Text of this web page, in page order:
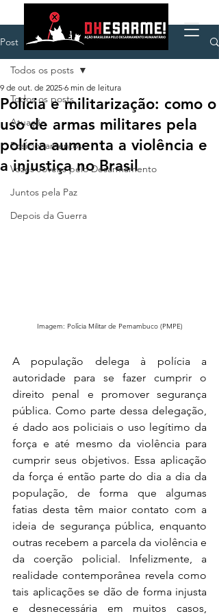
Post
Todos os posts
Atuação
Posicionamentos
Vozes Jovens pelo Desarmamento
Juntos pela Paz
Depois da Guerra
Todos os posts
Polícia e militarização: como o
uso de armas militares pela
polícia aumenta a violência e
a injustiça no Brasil
9 de out. de 2025 6 min de leitura
Imagem: Polícia Militar de Pernambuco (PMPE)
A população delega à polícia a
autoridade para se fazer cumprir o
direito penal e promover segurança
pública. Como parte dessa delegação,
é dado aos policiais o uso legítimo da
força e até mesmo da violência para
cumprir seus objetivos. Essa aplicação
da força é então parte do dia a dia da
população, de forma que algumas
fatias desta têm maior contato com a
ideia de segurança pública, enquanto
outras recebem a parcela da violência e
da coerção policial. Infelizmente, a
realidade contemporânea revela como
tais aplicações se dão de forma injusta
e desnecessária em muitos casos,